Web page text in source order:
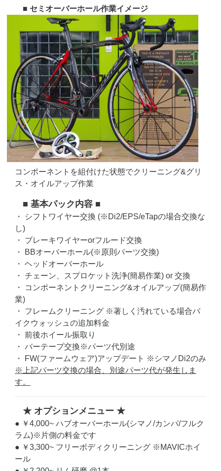
■ セミオーバーホール作業イメージ
コンポーネントを組付けた状態でクリーニング&グリ
ス・オイルアップ作業
■ 基本パック内容 ■
・ シフトワイヤー交換 (※Di2/EPS/eTapの場合交換な
し)
・ ブレーキワイヤーorフルード交換
・ BBオーバーホール(※原則パーツ交換)
・ ヘッドオーバーホール
・ チェーン、スプロケット洗浄(簡易作業) or 交換
・ コンポーネントクリーニング&オイルアップ(簡易作
業)
・ フレームクリーニング ※著しく汚れている場合バ
イクウォッシュの追加料金
・ 前後ホイール振取り
・ バーテープ交換※パーツ代別途
・ FW(ファームウェア)アップデート ※シマノDi2のみ
※上記パーツ交換の場合、別途パーツ代が発生しま
す。
★ オプションメニュー ★
● ￥4,000~ ハブオーバーホール(シマノ/カンパ/フルク
ラム)※片側の料金です
● ￥3,300~ フリーボディクリーニング ※MAVICホイ
ール